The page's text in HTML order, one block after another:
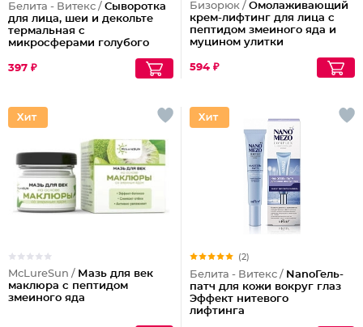
Белита - Витекс / Сыворотка
для лица, шеи и декольте
термальная с
микросферами голубого
397 ₽
Бизорюк / Омолаживающий
крем-лифтинг для лица с
пептидом змеиного яда и
муцином улитки
594 ₽
McLureSun / Мазь для век
маклюра с пептидом
змеиного яда
(2)
Белита - Витекс / NanoГель-
патч для кожи вокруг глаз
Эффект нитевого
лифтинга